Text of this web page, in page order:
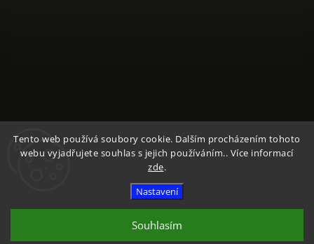
Tento web používá soubory cookie. Dalším procházením tohoto
webu vyjadřujete souhlas s jejich používáním.. Více informací
zde.
Nastavení
Souhlasím
Sledovat na Instagramu
vyhrazena.